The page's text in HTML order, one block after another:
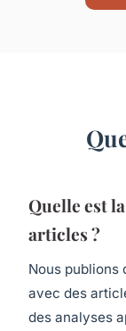
Quelle est
articles ?
Nous publions
avec des
des analyses